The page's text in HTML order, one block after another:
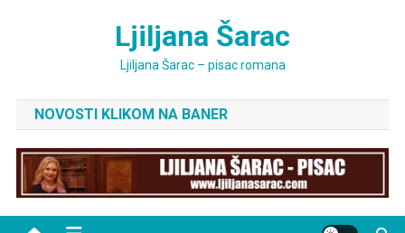
Ljiljana Šarac
Ljiljana Šarac – pisac romana
NOVOSTI KLIKOM NA BANER